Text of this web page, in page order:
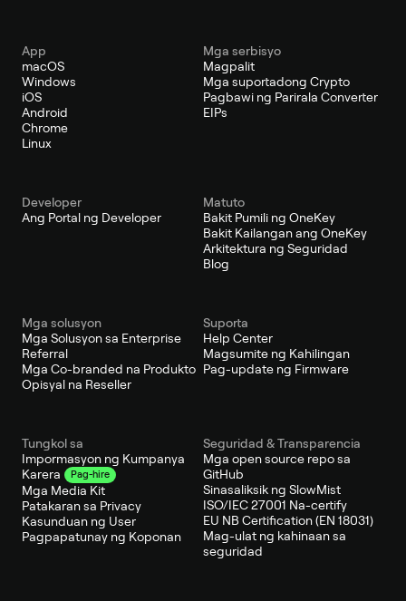
App
macOS
Windows
iOS
Android
Chrome
Linux
Mga serbisyo
Magpalit
Mga suportadong Crypto
Pagbawi ng Parirala Converter
EIPs
Developer
Ang Portal ng Developer
Matuto
Bakit Pumili ng OneKey
Bakit Kailangan ang OneKey
Arkitektura ng Seguridad
Blog
Mga solusyon
Mga Solusyon sa Enterprise
Referral
Mga Co-branded na Produkto
Opisyal na Reseller
Suporta
Help Center
Magsumite ng Kahilingan
Pag-update ng Firmware
Tungkol sa
Impormasyon ng Kumpanya
Karera
Pag-hire
Mga Media Kit
Patakaran sa Privacy
Kasunduan ng User
Pagpapatunay ng Koponan
Seguridad & Transparencia
Mga open source repo sa
GitHub
Sinasaliksik ng SlowMist
ISO/IEC 27001 Na-certify
EU NB Certification (EN 18031)
Mag-ulat ng kahinaan sa
seguridad